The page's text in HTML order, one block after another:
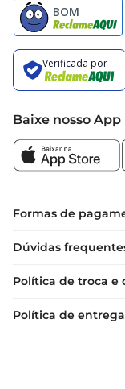
Baixe nosso App
Formas de
Dúvidas
Política de troca e
Política de entrega